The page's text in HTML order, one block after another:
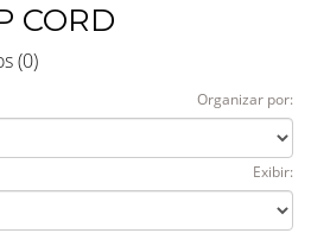
CORD
(0)
Organizar por:
Exibir: